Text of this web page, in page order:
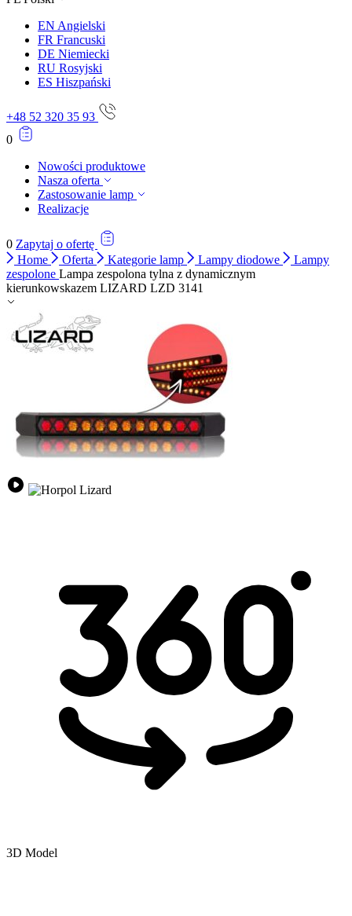
EN Angielski
FR Francuski
DE Niemiecki
RU Rosyjski
ES Hiszpański
+48 52 320 35 93
0
Nowości produktowe
Nasza oferta
Zastosowanie lamp
Realizacje
0 Zapytaj o ofertę
Home
Oferta Kategorie lamp Lampy diodowe
Lampy
zespolone Lampa zespolona tylna z dynamicznym
kierunkowskazem LIZARD LZD 3141
3D Model